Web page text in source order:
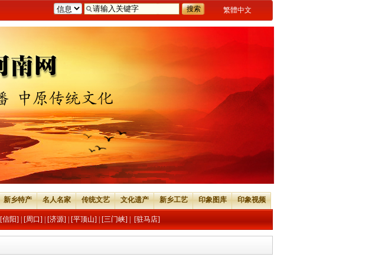
繁體中文
新乡特产 名人名家 传统文艺 文化遗产 新乡工艺 印象图库 印象视频
[信阳] [周口] [济源] [平顶山] [三门峡] [驻马店]